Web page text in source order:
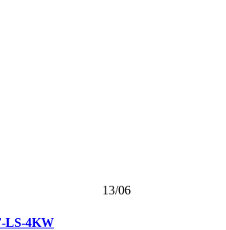
13/06
LS-4KW